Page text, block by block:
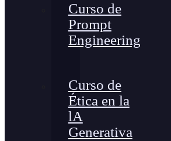
Curso de
Prompt
Engineering
Curso de
Ética en la
lA
Generativa